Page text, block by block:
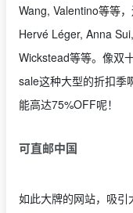
Wang, Valentino等等
Hervé Léger, Anna
Wickstead等等。像双
sale这种大型的折扣季
能高达75%OFF呢！
可直邮中国
如此大牌的网站，吸引